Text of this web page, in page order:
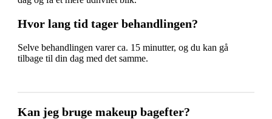
Hvor lang tid tager behandlingen?
Selve behandlingen varer ca. 15 minutter, og du kan gå
tilbage til din dag med det samme.
Kan jeg bruge makeup bagefter?